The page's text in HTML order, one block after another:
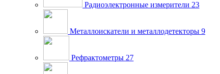
Радиоэлектронные измерители 23
Металлоискатели и металлодетекторы 9
Рефрактометры 27